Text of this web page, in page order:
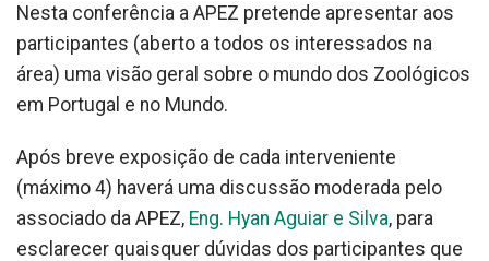
Nesta conferência a APEZ pretende apresentar aos
participantes (aberto a todos os interessados na
área) uma visão geral sobre o mundo dos Zoológicos
em Portugal e no Mundo.
Após breve exposição de cada interveniente
(máximo 4) haverá uma discussão moderada pelo
associado da APEZ, Eng. Hyan Aguiar e Silva, para
esclarecer quaisquer dúvidas dos participantes que